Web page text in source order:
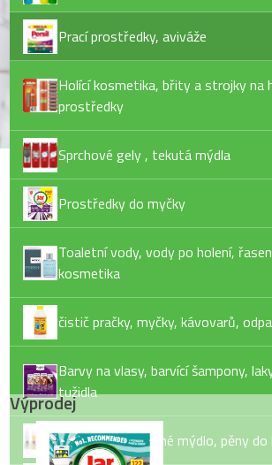
Prací prostředky, aviváže
Holící kosmetika, břity a strojky na
prostředky
Sprchové gely , tekutá mýdla
Prostředky do myčky
Toaletní vody, vody po holení,
kosmetika
čistič pračky, myčky, kávovarů,
Barvy na vlasy, barvící šampony,
tužidla
Tekuté mýdlo, tuhé mýdlo, pěny do
Výprodej